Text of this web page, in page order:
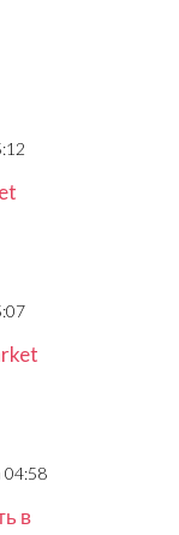
04:58
в